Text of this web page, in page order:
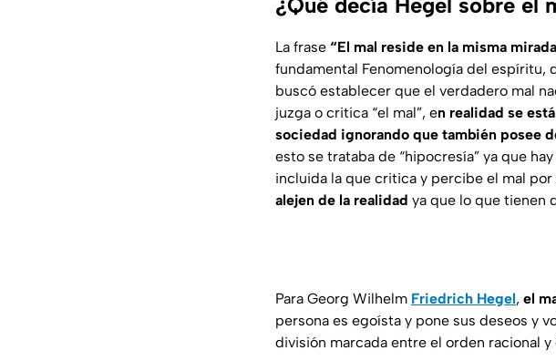
La frase “El mal reside en la misma
fundamental Fenomenología del espíritu,
buscó establecer que el verdadero mal
juzga o critica “el mal”, en realidad se
sociedad ignorando que también posee
esto se trataba de “hipocresía” ya que
incluida la que critica y percibe el mal
alejen de la realidad ya que lo que tienen
Para Georg Wilhelm Friedrich Hegel, el
persona es egoísta y pone sus deseos y
división marcada entre el orden racional